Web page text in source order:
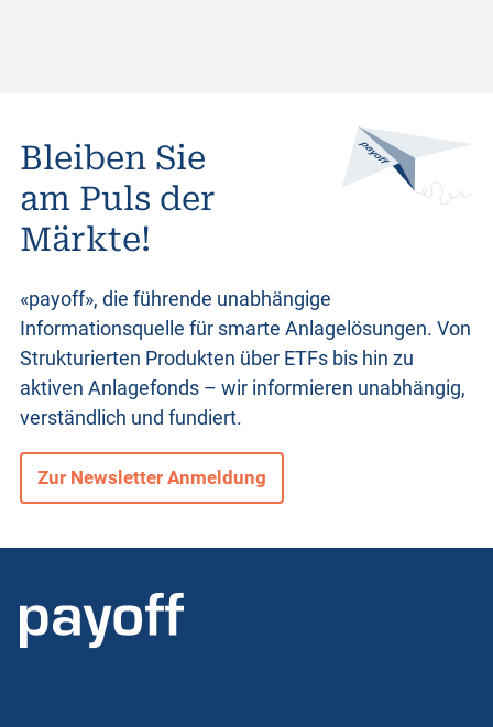
Bleiben Sie
am Puls der
Märkte!
«payoff», die führende unabhängige
Informationsquelle für smarte Anlagelösungen. Von
Strukturierten Produkten über ETFs bis hin zu
aktiven Anlagefonds – wir informieren unabhängig,
verständlich und fundiert.
Zur Newsletter Anmeldung